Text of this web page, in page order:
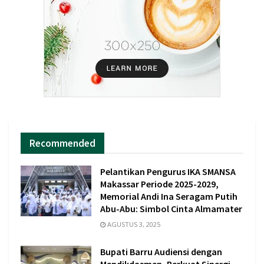
Recommended
Pelantikan Pengurus IKA SMANSA
Makassar Periode 2025-2029,
Memorial Andi Ina Seragam Putih
Abu-Abu: Simbol Cinta Almamater
AGUSTUS 3, 2025
Bupati Barru Audiensi dengan